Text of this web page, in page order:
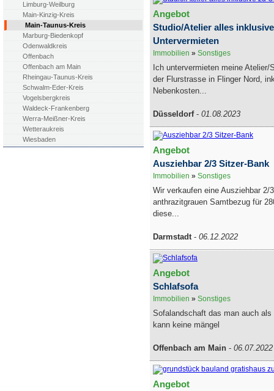
Limburg-Weilburg
Main-Kinzig-Kreis
Main-Taunus-Kreis
Marburg-Biedenkopf
Odenwaldkreis
Offenbach
Offenbach am Main
Rheingau-Taunus-Kreis
Schwalm-Eder-Kreis
Vogelsbergkreis
Waldeck-Frankenberg
Werra-Meißner-Kreis
Wetteraukreis
Wiesbaden
Angebot
Studio/Atelier alles
Untervermieten
Immobilien » Sonstiges
Ich untervermieten meine
der Flurstrasse in Flinger Nord,
Nebenkosten...
Düsseldorf- 01.08.2023
Angebot
Ausziehbar 2/3 Sitzer-Bank
Immobilien » Sonstiges
Wir verkaufen eine Ausziehbar 2/
anthrazitgrauen Samtbezug für
diese...
Darmstadt - 06.12.2022
Angebot
Schlafsofa
Immobilien » Sonstiges
Sofalandschaft das man auch
kann keine mängel
Offenbach am Main - 06.07.2022
Angebot